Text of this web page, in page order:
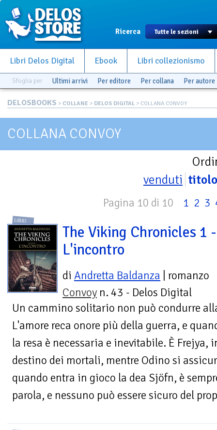
Ricerca
Libri Delos Digital Ebook Libri collezionismo
Sfoglia per Ultimi arrivi Per editore Per collana Per autore
DELOSBOOKS > COLLANE > DELOS DIGITAL > COLLANA CONVOY
COLLANA CONVOY
venduti titolo
Pagina 10 di 10 1 2 3
LIBRI
The Viking Chronicles 1 -
L'incontro
di Andretta Baldanza | romanzo
Convoy n. 43 - Delos Digital
Un cammino solitario non può condurre
L'amore reca onore più della guerra, e
la resa è necessaria e inevitabile. È
destino dei mortali, mentre Odino si
quando entra in gioco la dea Sjöfn, è
parola, e nessuno può essere sicuro del